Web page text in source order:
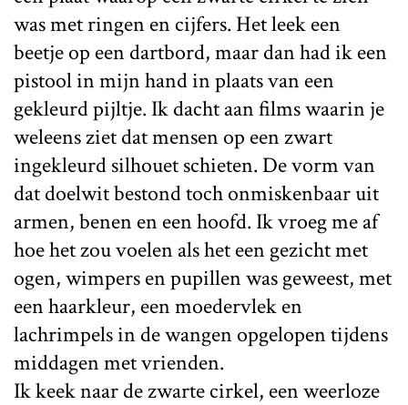
was met ringen en cijfers. Het leek een
beetje op een dartbord, maar dan had ik een
pistool in mijn hand in plaats van een
gekleurd pijltje. Ik dacht aan films waarin je
weleens ziet dat mensen op een zwart
ingekleurd silhouet schieten. De vorm van
dat doelwit bestond toch onmiskenbaar uit
armen, benen en een hoofd. Ik vroeg me af
hoe het zou voelen als het een gezicht met
ogen, wimpers en pupillen was geweest, met
een haarkleur, een moedervlek en
lachrimpels in de wangen opgelopen tijdens
middagen met vrienden.
Ik keek naar de zwarte cirkel, een weerloze